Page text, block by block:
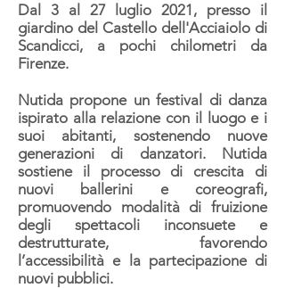
Dal 3 al 27 luglio 2021 , presso il
giardino del Castello dell'Acciaiolo di
Scandicci, a pochi chilometri da
Firenze.
Nutida propone un festival di danza
ispirato alla relazione con il luogo e i
suoi abitanti, sostenendo nuove
generazioni di danzatori. Nutida
sostiene il processo di crescita di
nuovi ballerini e coreografi,
promuovendo modalità di fruizione
degli spettacoli inconsuete e
destrutturate, favorendo
l’accessibilità e la partecipazione di
nuovi pubblici.